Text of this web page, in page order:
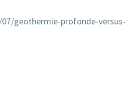
geothermie-profonde-versus-